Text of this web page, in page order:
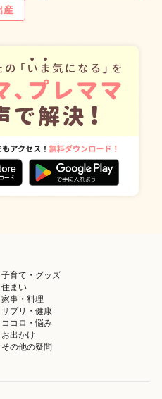
産
子育て・グッズ
住まい
家事・料理
サプリ・健康
ココロ・悩み
お出かけ
その他の疑問